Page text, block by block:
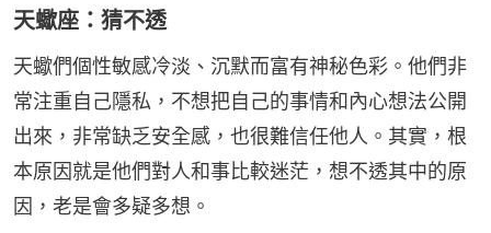
天蠍座：猜不透
天蠍們個性敏感冷淡、沉默而富有神秘色彩。他們非
常注重自己隱私，不想把自己的事情和內心想法公開
出來，非常缺乏安全感，也很難信任他人。其實，根
本原因就是他們對人和事比較迷茫，想不透其中的原
因，老是會多疑多想。